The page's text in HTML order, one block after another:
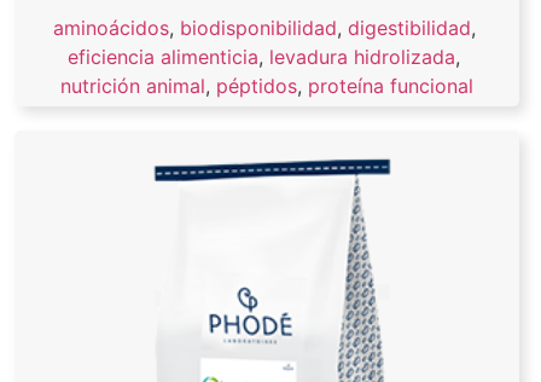
aminoácidos, biodisponibilidad, digestibilidad,
eficiencia alimenticia, levadura hidrolizada,
nutrición animal, péptidos, proteína funcional